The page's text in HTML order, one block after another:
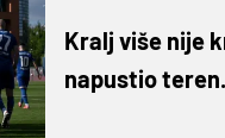
Kralj više nije
napustio